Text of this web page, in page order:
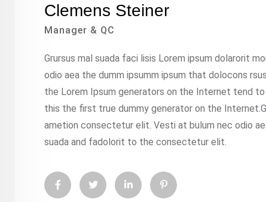
Clemens Steiner
Manager & QC
Grursus mal suada faci lisis Lorem ipsum dolarorit
odio aea the dumm ipsumm ipsum that dolocons
the Lorem Ipsum generators on the Internet tend
this the first true dummy generator on the
ametion consectetur elit. Vesti at bulum nec odio
suada and fadolorit to the consectetur elit.